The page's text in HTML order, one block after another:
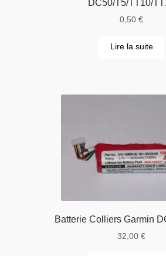
DC50/T5/TT10/
0,50 €
Lire la suite
Batterie Colliers Garmin
32,00 €